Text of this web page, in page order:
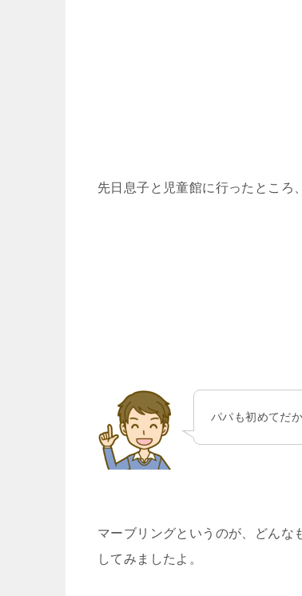
先日息子と児童館に行ったところ
パパも初めてだ
マーブリングというのが、どんな
してみましたよ。